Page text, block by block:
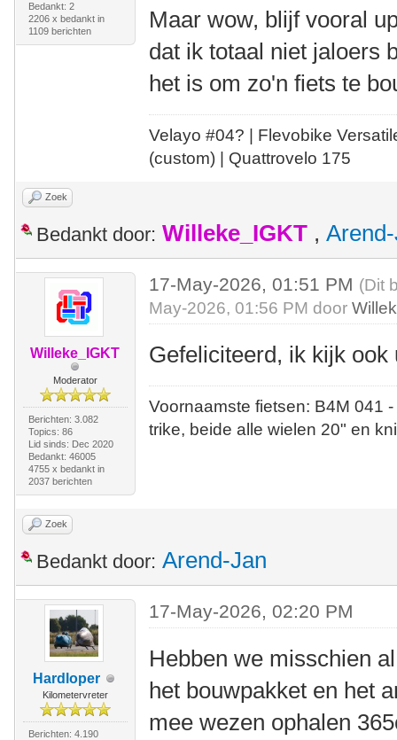
Bedankt: 2
2206 x bedankt in
1109 berichten
Maar wow, blijf vooral
dat ik totaal niet jaloers
het is om zo'n fiets te
Velayo #04? | Flevobike
(custom) | Quattrovelo 175
Zoek
Bedankt door: Willeke_IGKT ,
Willeke_IGKT
Moderator
Berichten: 3.082
Topics: 86
Lid sinds: Dec 2020
Bedankt: 46005
4755 x bedankt in
2037 berichten
17-May-2026, 01:51 PM (Dit
May-2026, 01:56 PM door
Gefeliciteerd, ik kijk
Voornaamste fietsen: B4M
trike, beide alle wielen 20" en
Zoek
Bedankt door: Arend-Jan
Hardloper
Kilometervreter
Berichten: 4.190
17-May-2026, 02:20 PM
Hebben we misschien
het bouwpakket en het
mee wezen ophalen